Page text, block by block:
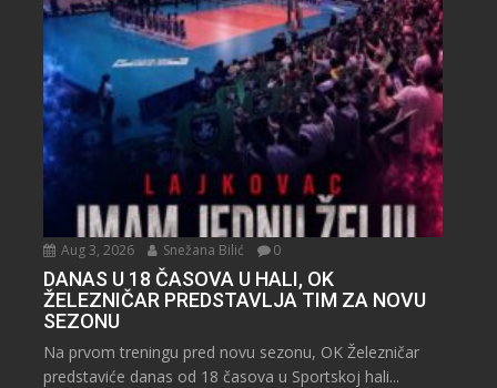
Aug 3, 2026 Snežana Bilić 0
DANAS U 18 ČASOVA U HALI, OK
ŽELEZNIČAR PREDSTAVLJA TIM ZA NOVU
SEZONU
Na prvom treningu pred novu sezonu, OK Železničar
predstaviće danas od 18 časova u Sportskoj hali...